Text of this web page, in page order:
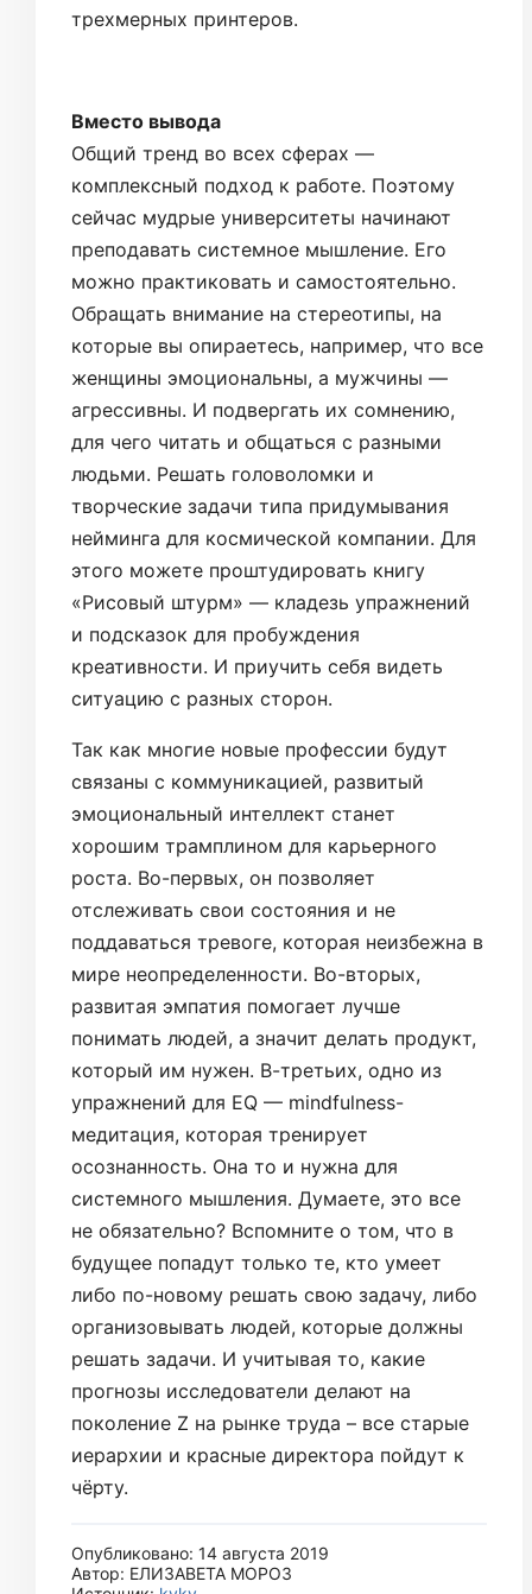
трехмерных принтеров.
Вместо вывода
Общий тренд во всех сферах —
комплексный подход к работе. Поэтому
сейчас мудрые университеты начинают
преподавать системное мышление. Его
можно практиковать и самостоятельно.
Обращать внимание на стереотипы, на
которые вы опираетесь, например, что все
женщины эмоциональны, а мужчины —
агрессивны. И подвергать их сомнению,
для чего читать и общаться с разными
людьми. Решать головоломки и
творческие задачи типа придумывания
нейминга для космической компании. Для
этого можете проштудировать книгу
«Рисовый штурм» — кладезь упражнений
и подсказок для пробуждения
креативности. И приучить себя видеть
ситуацию с разных сторон.
Так как многие новые профессии будут
связаны с коммуникацией, развитый
эмоциональный интеллект станет
хорошим трамплином для карьерного
роста. Во-первых, он позволяет
отслеживать свои состояния и не
поддаваться тревоге, которая неизбежна в
мире неопределенности. Во-вторых,
развитая эмпатия помогает лучше
понимать людей, а значит делать продукт,
который им нужен. В-третьих, одно из
упражнений для EQ — mindfulness-
медитация, которая тренирует
осознанность. Она то и нужна для
системного мышления. Думаете, это все
не обязательно? Вспомните о том, что в
будущее попадут только те, кто умеет
либо по-новому решать свою задачу, либо
организовывать людей, которые должны
решать задачи. И учитывая то, какие
прогнозы исследователи делают на
поколение Z на рынке труда – все старые
иерархии и красные директора пойдут к
чёрту.
Опубликовано: 14 августа 2019
Автор: ЕЛИЗАВЕТА МОРОЗ